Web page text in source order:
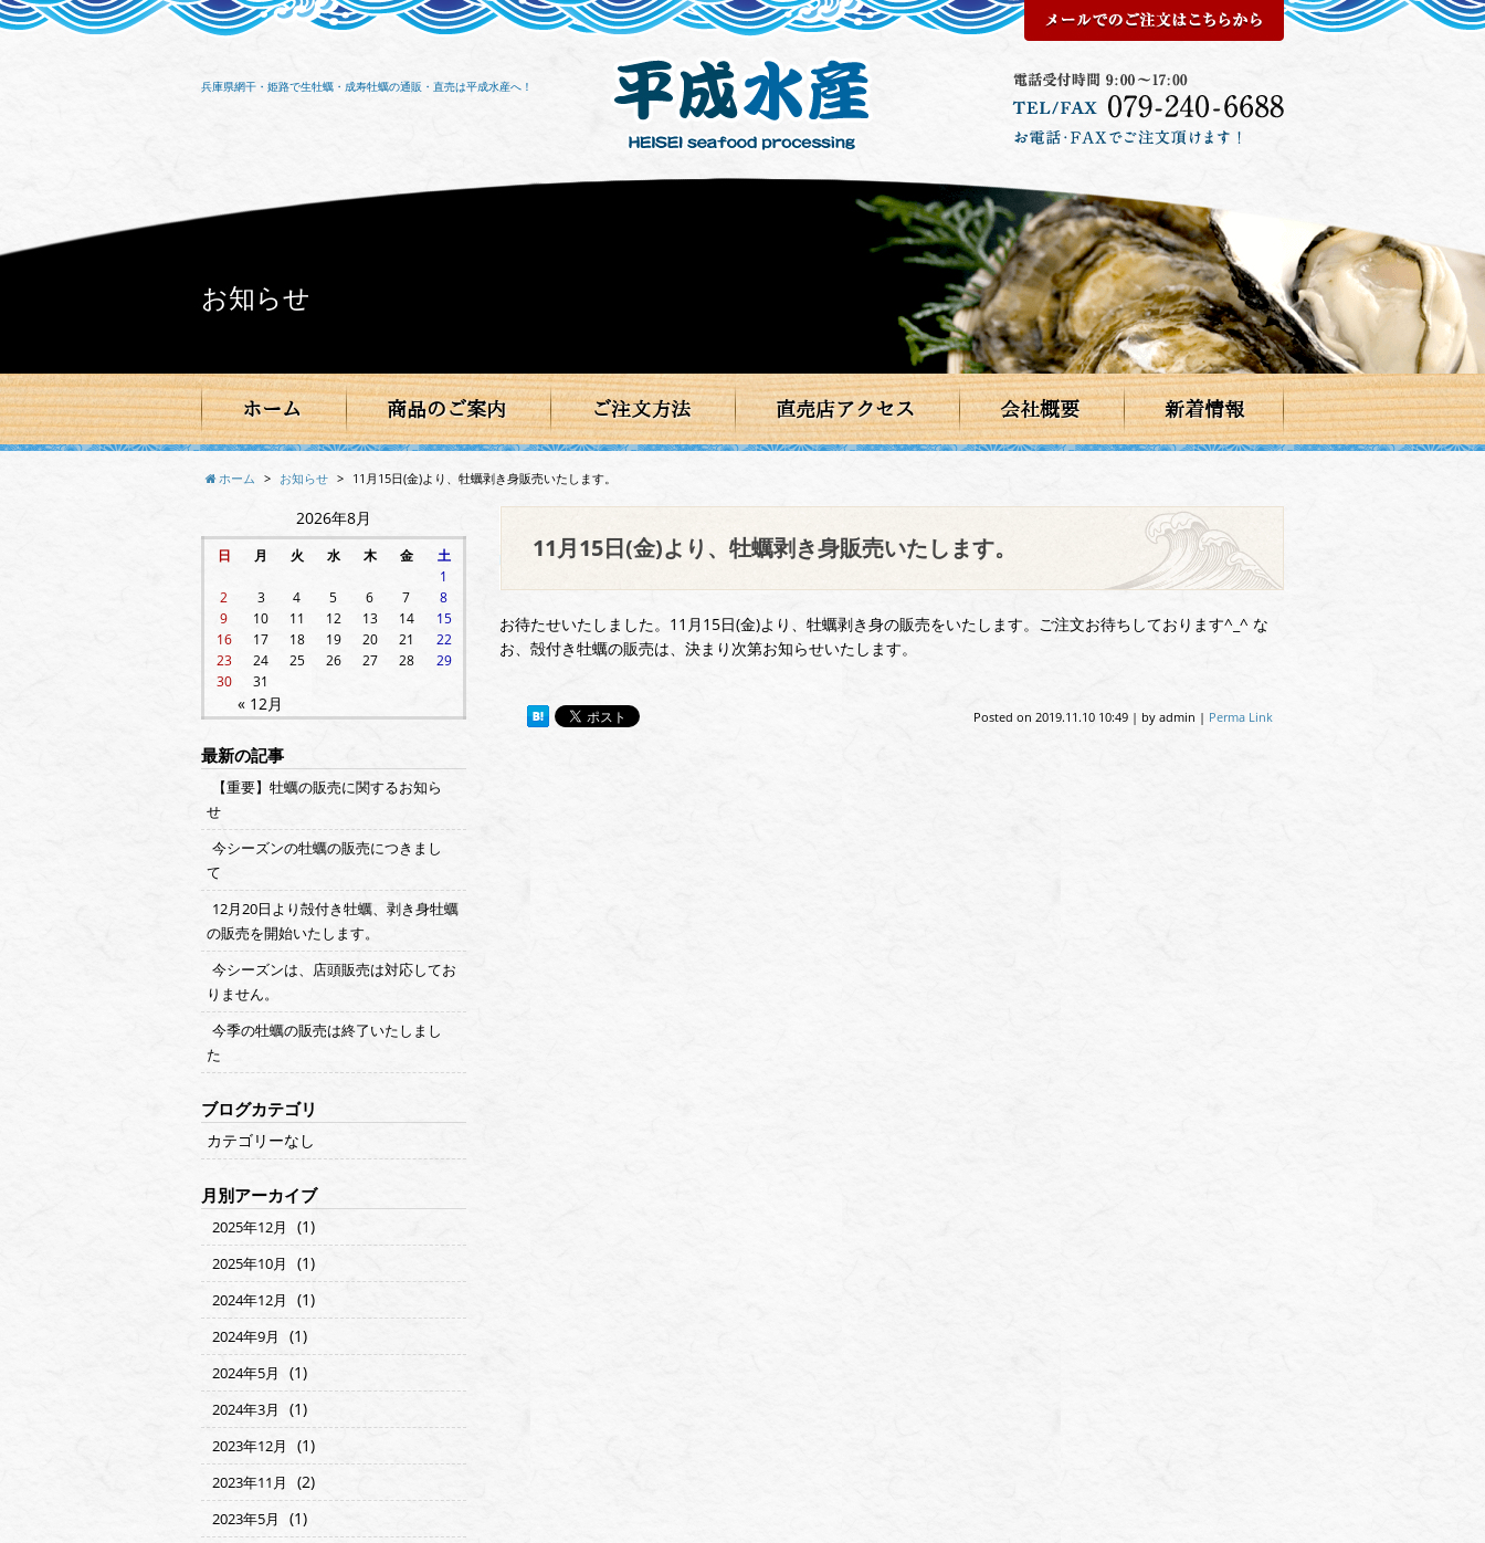
お知らせ
兵庫県網干・姫路で生牡蠣・成寿牡蠣の通販・直売は平成水産へ！
ホーム 商品のご案内 ご注文方法 直売店アクセス 会社概要 新着情報
ホーム > お知らせ > 11月15日(金)より、牡蠣剥き身販売いたします。
11月15日(金)より、牡蠣剥き身販売いたします。
お待たせいたしました。11月15日(金)より、牡蠣剥き身の販売をいたします。ご注文お待ちしております^_^ な
お、殻付き牡蠣の販売は、決まり次第お知らせいたします。
Posted on 2019.11.10 10:49 | by admin | Perma Link
2026年8月
日 月 火 水 木 金 土
« 12月
1
2
3 4 5 6 7
8
9
10 11 12 13 14
15
16
17 18 19 20 21
22
23
24 25 26 27 28
29
30
31
最新の記事
【重要】牡蠣の販売に関するお知ら
せ
今シーズンの牡蠣の販売につきまし
て
12月20日より殻付き牡蠣、剥き身牡蠣
の販売を開始いたします。
今シーズンは、店頭販売は対応してお
りません。
今季の牡蠣の販売は終了いたしまし
た
ブログカテゴリ
カテゴリーなし
月別アーカイブ
2025年12月 (1)
2025年10月 (1)
2024年12月 (1)
2024年9月 (1)
2024年5月 (1)
2024年3月 (1)
2023年12月 (1)
2023年11月 (2)
2023年5月 (1)